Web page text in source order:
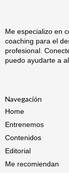
Me especializo en
coaching para el
profesional.
puedo ayudarte a
Navegación
Home
Entrenemos
Contenidos
Editorial
Me recomiendan